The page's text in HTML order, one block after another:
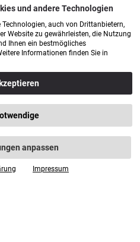
- 18.00 Uhr
- 18.00 Uhr
- 14.00 Uhr
von 9.00 - 16.00 Uhr
und andere Technologien
auch von Drittanbietern,
Website zu gewährleisten, die Nutzung
Ihnen ein bestmögliches
Informationen finden Sie in
anpassen
Impressum